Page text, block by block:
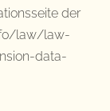
der
law/law-
data-